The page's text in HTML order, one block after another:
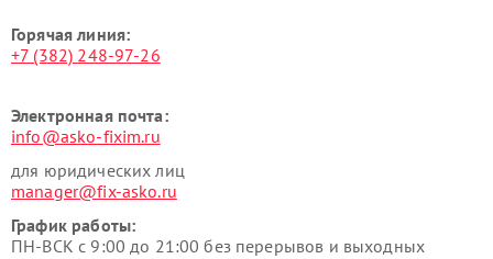
Горячая линия:
+7 (382) 248-97-26
Электронная почта:
info@asko-fixim.ru
для юридических лиц
manager@fix-asko.ru
График работы:
ПН-ВСК с 9:00 до 21:00 без перерывов и выходных